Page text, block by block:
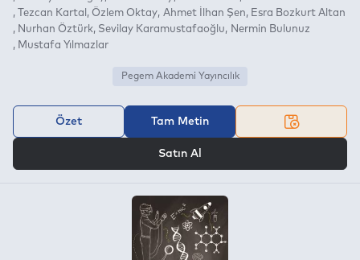
Tezcan Kartal
Özlem Oktay Ahmet İlhan Şen
Esra Bozkurt Altan
Nurhan Öztürk Sevilay Karamustafaoğlu
Nermin Bulunuz
Mustafa Yılmazlar
Pegem Akademi Yayıncılık
Özet Tam Metin
Satın Al